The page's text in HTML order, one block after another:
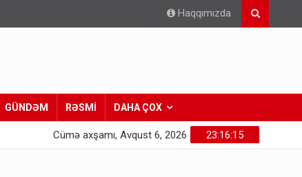
Haqqımızda
GÜNDƏM RƏSMİ DAHA ÇOX
23:16:17
Cümə axşamı, Avqust 6, 2026